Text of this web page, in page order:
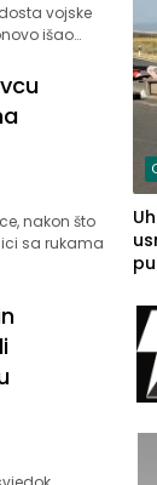
vojske
išao…
nakon što
sa rukama